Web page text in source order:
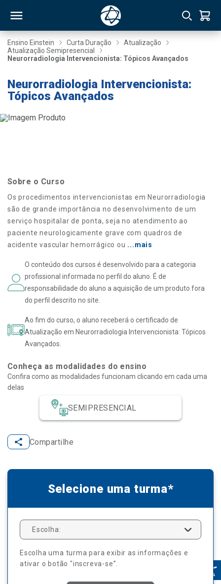
Ensino Einstein Curta Duração
Atualização
Atualização Semipresencial
Neurorradiologia Intervencionista: Tópicos Avançados
Neurorradiologia Intervencionista:
Tópicos Avançados
Sobre o Curso
Os procedimentos intervencionistas em Neurorradiologia
são de grande importância no desenvolvimento de um
serviço hospitalar de ponta, seja no atendimento ao
paciente neurologicamente grave com quadros de
acidente vascular hemorrágico ou ...mais
O conteúdo dos cursos é desenvolvido para a categoria
profissional informada no perfil do aluno. É de
responsabilidade do aluno a aquisição de um produto fora
do perfil descrito no site.
Ao fim do curso, o aluno receberá o certificado de
Atualização em Neurorradiologia Intervencionista: Tópicos
Avançados.
Conheça as modalidades do ensino
SEMIPRESENCIAL
Confira como as modalidades funcionam clicando em cada uma
delas
Compartilhe
Selecione uma turma*
Escolha:
Escolha uma turma para exibir as informações e
ativar o botão "inscreva-se”.